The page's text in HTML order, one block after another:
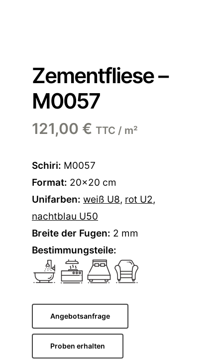
Zementfliese –
M0057
121,00 € TTC / m²
Schiri: M0057
Format: 20×20 cm
Unifarben: weiß U8, rot U2,
nachtblau U50
Breite der Fugen: 2 mm
Bestimmungsteile:
Angebotsanfrage
Proben erhalten